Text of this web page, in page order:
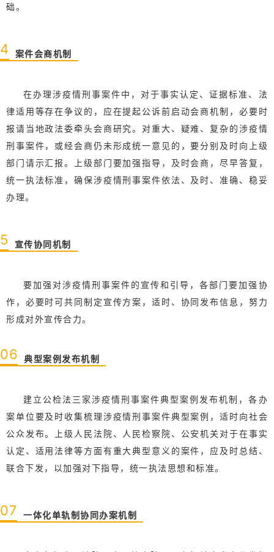
础。
4 案件会商机制
在办理涉疫情刑事案件中，对于事实认定、证据标准、法
律适用等存在争议的，应在提起公诉前启动会商机制，必要时
报请当地政法委牵头会商研究。对重大、疑难、复杂的涉疫情
刑事案件，或经会商仍未形成统一意见的，要分别及时向上级
部门请示汇报。上级部门要加强指导，及时会商，尽早答复，
统一执法标准，确保涉疫情刑事案件依法、及时、准确、稳妥
办理。
5 宣传协同机制
要加强对涉疫情刑事案件的宣传和引导，各部门要加强协
作，必要时可共同制定宣传方案，适时、协同发布信息，努力
形成对外宣传合力。
06 典型案例发布机制
建立公检法三家涉疫情刑事案件典型案例发布机制，各办
案单位要及时收集梳理涉疫情刑事案件典型案例，适时向社会
公众发布。上级人民法院、人民检察院、公安机关对于在事实
认定、适用法律等方面有重大典型意义的案件，应及时总结、
联合下发，以加强对下指导，统一执法思想和标准。
07 一体化单轨制协同办案机制